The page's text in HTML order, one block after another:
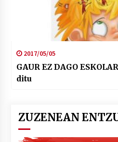
2017/05/05
GAUR EZ DAGO
ditu
ZUZENEAN